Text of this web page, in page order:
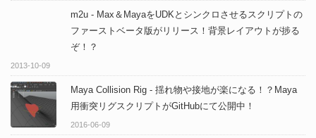
m2u - Max＆MayaをUDKとシンクロさせるスクリプトの
ファーストベータ版がリリース！背景レイアウトが捗る
ぞ！？
2013-10-09
Maya Collision Rig - 揺れ物や接地が楽になる！？Maya
用衝突リグスクリプトがGitHubにて公開中！
2016-06-09